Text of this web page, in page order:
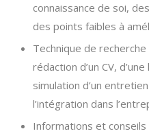
connaissance de soi,
des points faibles à
Technique de
rédaction d’un CV,
simulation d’un
l’intégration dans
Informations et conseils